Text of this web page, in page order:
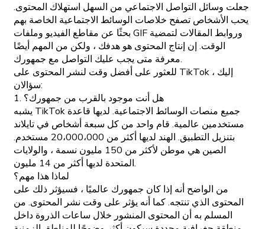
جعلت وسائل التواصل الاجتماعي من السهل استهلاك المحتوى.
يحب الأشخاص تصفح خلاصات الوسائط الاجتماعية الخاصة بهم
بحثًا عن مقاطع الفيديو وملفات GIF وروابط المقالات لتمضية
الوقت. إن إنتاج المحتوى هو هدفك ، ولكن من المهم أيضًا
معرفة متى يجب عليك التواصل مع جمهورك.
للعثور على أفضل وقت لنشر المحتوى على TikTok ، إليك
سؤالان:
1. هل أنت موجود بالقرب من جمهورك؟
يشبه TikTok جميع منصات الوسائط الاجتماعية. لديها قاعدة
مستخدمين عالمية. قام واحد من كل سبعة أشخاص في تايلاند
بتنزيل التطبيق. الهند لديها أكثر من 20،000،000 مستخدم.
الصين هي موطن لأكثر من 150 مليون نسمة ، والولايات
المتحدة لديها أكثر من 14 مليون.
لماذا هذا مهم؟
من الواضح أنه إذا كان جمهورك عالميًا ، فسيؤثر ذلك على
المحتوى الذي تنتجه. كما أنه يؤثر على وقت نشر المحتوى. من
المسلم به أن المحتوى المنشور خلال ساعات الذروة داخل